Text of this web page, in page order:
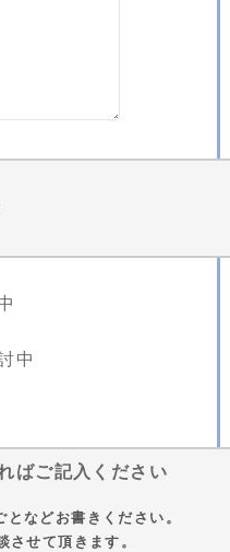
中
ばご記入ください
などお書きください。
させて頂きます。